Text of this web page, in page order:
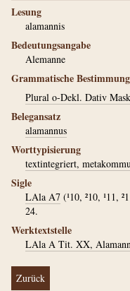
Lesung
alamannis
Bedeutungsangabe
Alemanne
Grammatische Bestimmung
Plural o-Dekl. Dativ
Belegansatz
alamannus
Worttypisierung
textintegriert,
Sigle
LAla A7 (¹10, ²10, ¹11,
24.
Werktextstelle
LAla A Tit. XX,
Zurück